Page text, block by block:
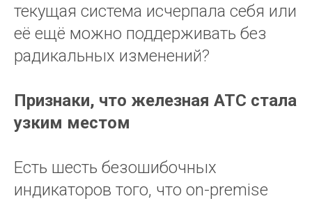
текущая система исчерпала себя или
её ещё можно поддерживать без
радикальных изменений?
Признаки, что железная АТС стала
узким местом
Есть шесть безошибочных
индикаторов того, что on-premise